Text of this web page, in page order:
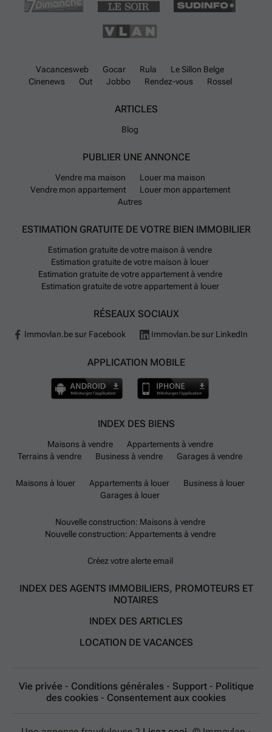
Vacancesweb Gocar Rula
Le Sillon Belge
Cinenews
Out Jobbo Rendez-vous Rossel
ARTICLES
Blog
PUBLIER UNE ANNONCE
Vendre ma maison
Louer ma maison
Vendre mon appartement
Louer mon appartement
Autres
ESTIMATION GRATUITE DE VOTRE BIEN IMMOBILIER
Estimation gratuite de votre maison à vendre
Estimation gratuite de votre maison à louer
Estimation gratuite de votre appartement à vendre
Estimation gratuite de votre appartement à louer
RÉSEAUX SOCIAUX
Immovlan.be sur Facebook Immovlan.be sur LinkedIn
APPLICATION MOBILE
INDEX DES BIENS
Maisons à vendre
Appartements à vendre
Terrains à vendre
Business à vendre Garages à vendre
Maisons à louer Appartements à louer
Business à louer
Garages à louer
Nouvelle construction: Maisons à vendre
Nouvelle construction: Appartements à vendre
Créez votre alerte email
INDEX DES AGENTS IMMOBILIERS, PROMOTEURS ET
NOTAIRES
INDEX DES ARTICLES
LOCATION DE VACANCES
Vie privée - Conditions générales - Support - Politique
des cookies - Consentement aux cookies